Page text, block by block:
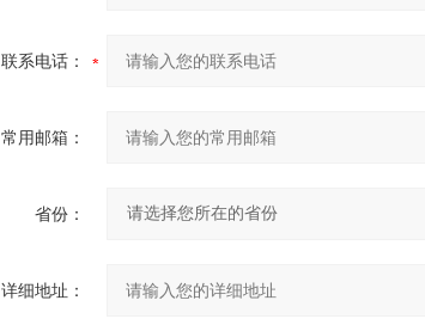
联系电话：
常用邮箱：
省份：
详细地址：